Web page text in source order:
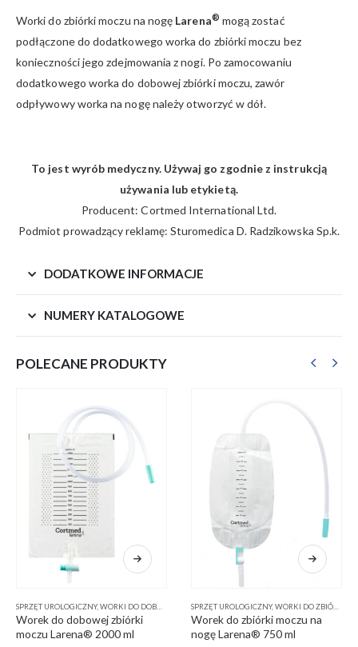
Worki do zbiórki moczu na nogę Larena® mogą zostać
podłączone do dodatkowego worka do zbiórki moczu bez
konieczności jego zdejmowania z nogi. Po zamocowaniu
dodatkowego worka do dobowej zbiórki moczu, zawór
odpływowy worka na nogę należy otworzyć w dół.
To jest wyrób medyczny. Używaj go zgodnie z instrukcją
używania lub etykietą.
Producent: Cortmed International Ltd.
Podmiot prowadzący reklamę: Sturomedica D. Radzikowska Sp.k.
DODATKOWE INFORMACJE
NUMERY KATALOGOWE
POLECANE PRODUKTY
SPRZĘT UROLOGICZNY, WORKI DO DOBOWEJ ZBIÓRKI MOCZU
Worek do dobowej zbiórki
moczu Larena® 2000 ml
SPRZĘT UROLOGICZNY, WORKI DO ZBIÓRKI MOCZU NA NOGĘ
Worek do zbiórki moczu na
nogę Larena® 750 ml